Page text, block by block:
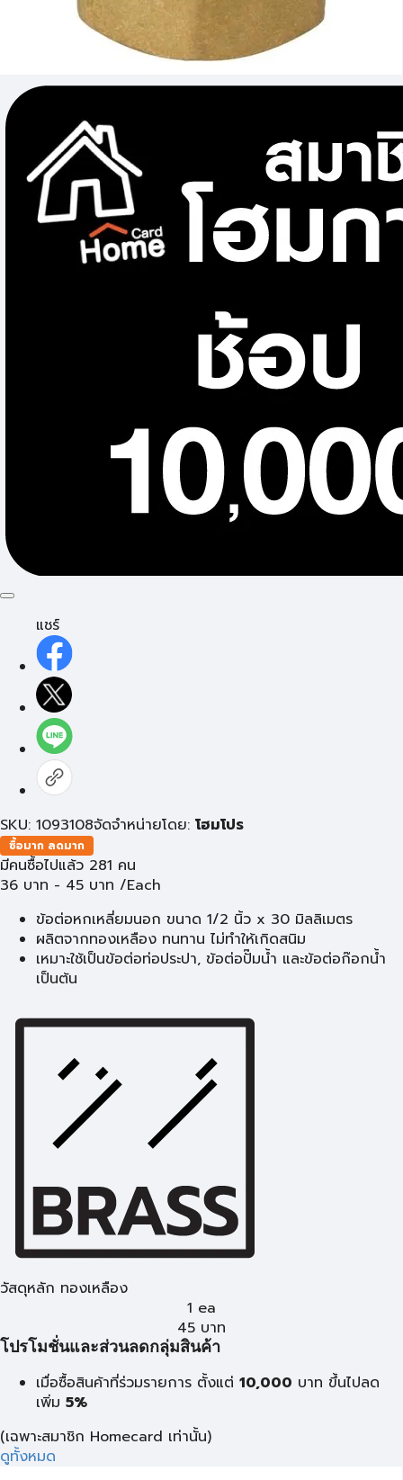
แชร์
SKU: 1093108จัดจำหน่ายโดย: โฮมโปร
ซื้อมาก ลดมาก
มีคนซื้อไปแล้ว 281 คน
36 บาท - 45 บาท /Each
ข้อต่อหกเหลี่ยมนอก ขนาด 1/2 นิ้ว x 30 มิลลิเมตร
ผลิตจากทองเหลือง ทนทาน ไม่ทำให้เกิดสนิม
เหมาะใช้เป็นข้อต่อท่อประปา, ข้อต่อปั๊มน้ำ และข้อต่อก๊อกน้ำ
เป็นต้น
วัสดุหลัก ทองเหลือง
1 ea
45 บาท
โปรโมชั่นและส่วนลดกลุ่มสินค้า
เมื่อซื้อสินค้าที่ร่วมรายการ ตั้งแต่ 10,000 บาท ขึ้นไปลด
เพิ่ม 5%
(เฉพาะสมาชิก Homecard เท่านั้น)
ดูทั้งหมด